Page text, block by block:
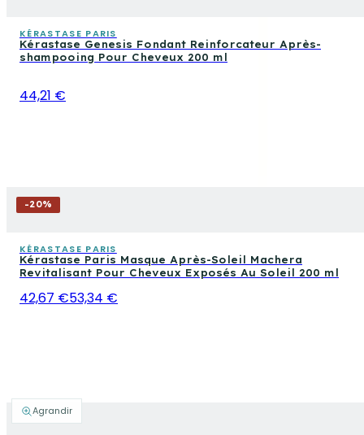
Agrandir
KÉRASTASE PARIS
Kérastase Genesis Fondant Reinforcateur Après-
shampooing Pour Cheveux 200 ml
44,21 €
-20%
KÉRASTASE PARIS
Kérastase Paris Masque Après-Soleil Machera
Revitalisant Pour Cheveux Exposés Au Soleil 200 ml
42,67 €53,34 €